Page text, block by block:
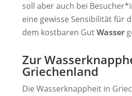
soll aber auch bei
eine gewisse Sensibilität für
dem kostbaren GutWasser
Zur
Griechenland
Die Wasserknappheit in